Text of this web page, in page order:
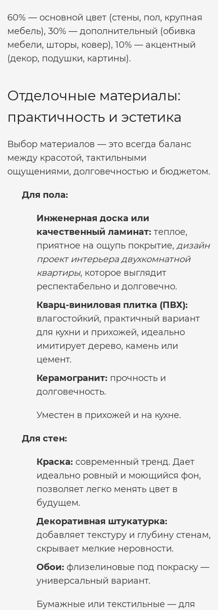
60% — основной цвет (стены, пол, крупная
мебель), 30% — дополнительный (обивка
мебели, шторы, ковер), 10% — акцентный
(декор, подушки, картины).
Отделочные материалы:
практичность и эстетика
Выбор материалов — это всегда баланс
между красотой, тактильными
ощущениями, долговечностью и бюджетом.
Для пола:
Инженерная доска или
качественный ламинат: теплое,
приятное на ощупь покрытие, дизайн
проект интерьера двухкомнатной
квартиры, которое выглядит
респектабельно и долговечно.
Кварц-виниловая плитка (ПВХ):
влагостойкий, практичный вариант
для кухни и прихожей, идеально
имитирует дерево, камень или
цемент.
Керамогранит: прочность и
долговечность.
Уместен в прихожей и на кухне.
Для стен:
Краска: современный тренд. Дает
идеально ровный и моющийся фон,
позволяет легко менять цвет в
будущем.
Декоративная штукатурка:
добавляет текстуру и глубину стенам,
скрывает мелкие неровности.
Обои: флизелиновые под покраску —
универсальный вариант.
Бумажные или текстильные — для